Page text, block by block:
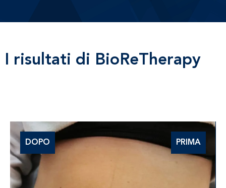
I risultati di BioReTherapy
PRIMA
DOPO